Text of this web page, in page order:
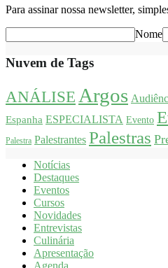
Para assinar nossa newsletter,
Nome
Nuvem de Tags
ANÁLISE Argos
Espanha ESPECIALISTA Evento
Palestra Palestrantes Palestras
Notícias
Destaques
Eventos
Cursos
Novidades
Entrevistas
Culinária
Apresentação
Agenda